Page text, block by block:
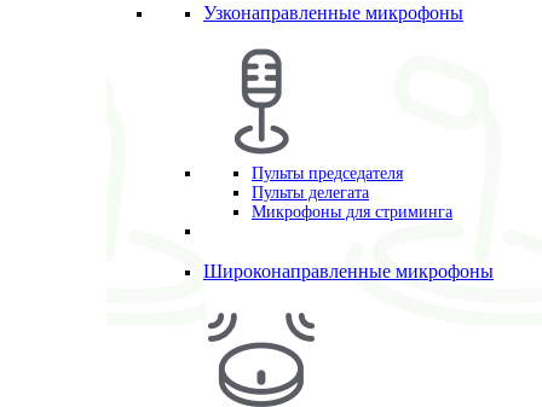
Узконаправленные микрофоны
Пульты председателя
Пульты делегата
Микрофоны для стриминга
Широконаправленные микрофоны